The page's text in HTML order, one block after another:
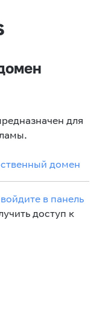
для
домен
войдите в панель
доступ к